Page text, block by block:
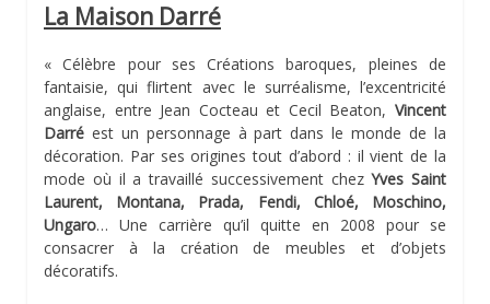
La Maison Darré
« Célèbre pour ses Créations baroques, pleines de
fantaisie, qui flirtent avec le surréalisme, l’excentricité
anglaise, entre Jean Cocteau et Cecil Beaton, Vincent
Darré est un personnage à part dans le monde de la
décoration. Par ses origines tout d’abord : il vient de la
mode où il a travaillé successivement chezYves Saint
Laurent, Montana, Prada, Fendi, Chloé, Moschino,
Ungaro… Une carrière qu’il quitte en 2008 pour se
consacrer à la création de meubles et d’objets
décoratifs.